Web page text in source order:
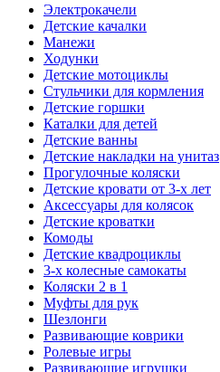
Электрокачели
Детские качалки
Манежи
Ходунки
Детские мотоциклы
Стульчики для кормления
Детские горшки
Каталки для детей
Детские ванны
Детские накладки на унитаз
Прогулочные коляски
Детские кровати от 3-х лет
Аксессуары для колясок
Детские кроватки
Комоды
Детские квадроциклы
3-х колесные самокаты
Коляски 2 в 1
Муфты для рук
Шезлонги
Развивающие коврики
Ролевые игры
Развивающие игрушки